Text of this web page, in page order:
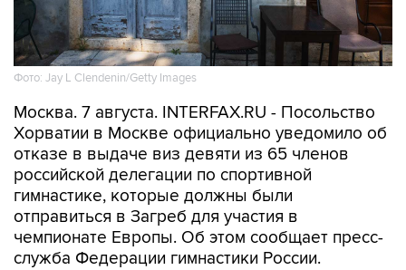
Фото: Jay L Clendenin/Getty Images
Москва. 7 августа. INTERFAX.RU - Посольство
Хорватии в Москве официально уведомило об
отказе в выдаче виз девяти из 65 членов
российской делегации по спортивной
гимнастике, которые должны были
отправиться в Загреб для участия в
чемпионате Европы. Об этом сообщает пресс-
служба Федерации гимнастики России.